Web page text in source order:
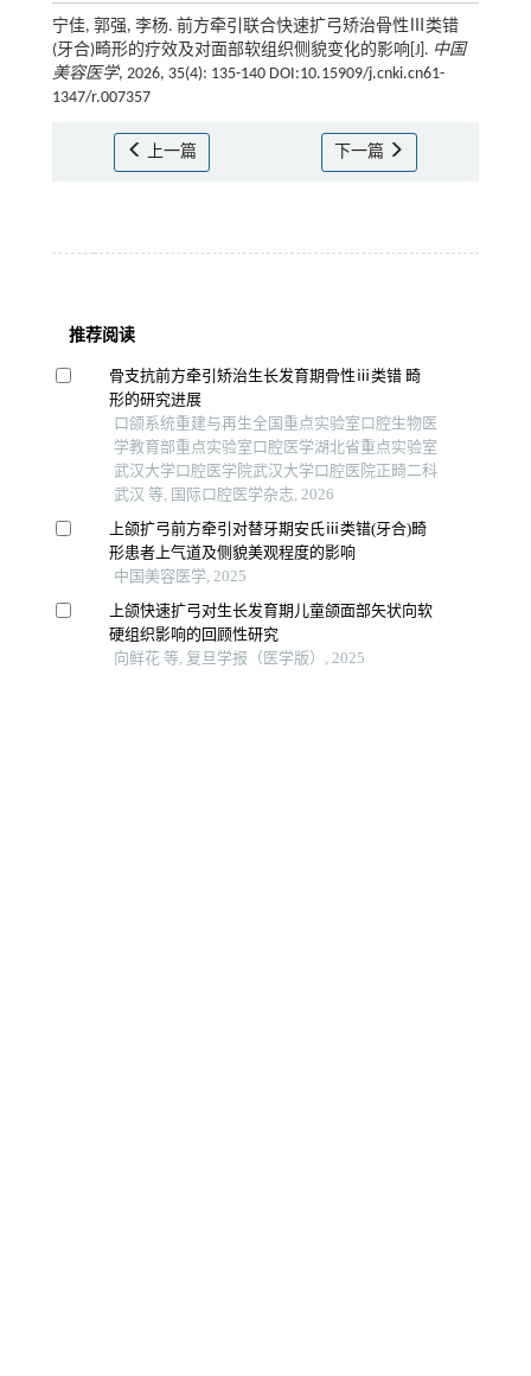
宁佳, 郭强, 李杨. 前方牵引联合快速扩弓矫治骨性Ⅲ类错
(牙合)畸形的疗效及对面部软组织侧貌变化的影响[J]. 中国
美容医学, 2026, 35(4): 135-140 DOI:10.15909/j.cnki.cn61-
1347/r.007357
上一篇 下一篇